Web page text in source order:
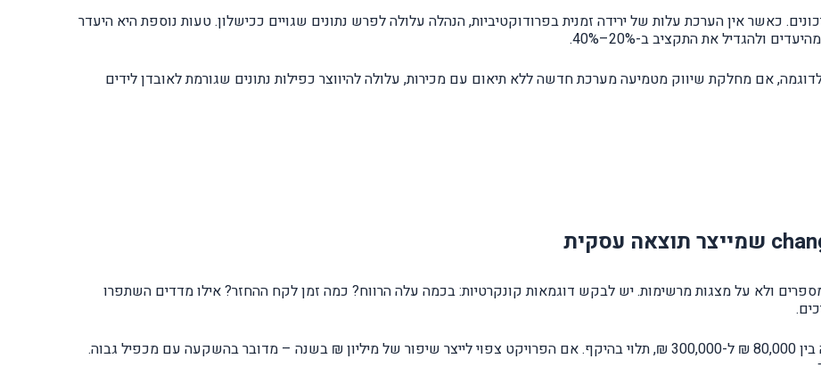
כאשר אין הערכת עלות של ירידה זמנית בפרודוקטיביות, הנהלה עלולה לפרש נתונים שגויים ככישלון. טעות נוספת היא היעדר
ולהגדיל את התקציב ב-20%–40%.
לדוגמה, אם מחלקת שיווק מטמיעה מערכת חדשה ללא תיאום עם מכירות, עלולה להיווצר כפילות נתונים שגורמת לאובדן לידים
ולא על מצגות מרשימות. יש לבקש דוגמאות קונקרטיות: בכמה עלה הרווח? כמה זמן לקח ההחזר? אילו מדדים השתפרו
עלות ייעוץ change management לפרויקט בינוני נעה בין 80,000 ₪ ל-300,000 ₪, תלוי בהיקף. אם הפרויקט צפוי לייצר שיפור של מיליון ₪ בשנה – מדובר בהשקעה עם מכפיל גבוה.